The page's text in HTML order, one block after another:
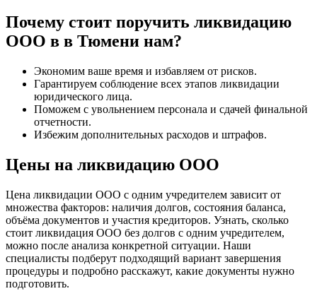
Почему стоит поручить ликвидацию
ООО в в Тюмени нам?
Экономим ваше время и избавляем от рисков.
Гарантируем соблюдение всех этапов ликвидации
юридического лица.
Поможем с увольнением персонала и сдачей финальной
отчетности.
Избежим дополнительных расходов и штрафов.
Цены на ликвидацию ООО
Цена ликвидации ООО с одним учредителем зависит от
множества факторов: наличия долгов, состояния баланса,
объёма документов и участия кредиторов. Узнать, сколько
стоит ликвидация ООО без долгов с одним учредителем,
можно после анализа конкретной ситуации. Наши
специалисты подберут подходящий вариант завершения
процедуры и подробно расскажут, какие документы нужно
подготовить.